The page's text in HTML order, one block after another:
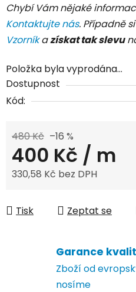
Chybí Vám nějaké
Kontaktujte nás. Případně
Vzorníkazískat tak slevu
Položka byla vyprodána…
Dostupnost
Kód:
480 Kč –16 %
400 Kč / m
330,58 Kč bez DPH
Tisk
Zeptat se
Garance
Zboží od
nosíme